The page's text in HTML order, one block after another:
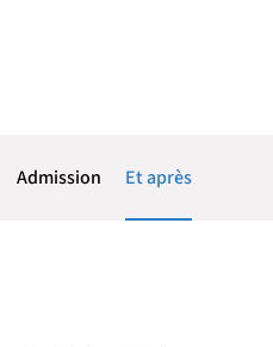
Admission Et après